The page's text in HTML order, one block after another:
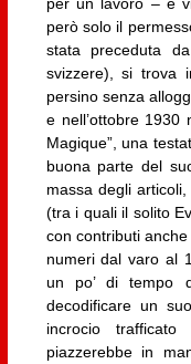
però solo il
stata preceduta
svizzere), si trova
persino senza
e nell’ottobre 1930
Magique”, una
buona parte del
massa degli
(tra i quali il solito
con contributi
numeri dal varo al
un po’ di tempo
decodificare un
incrocio
piazzerebbe in